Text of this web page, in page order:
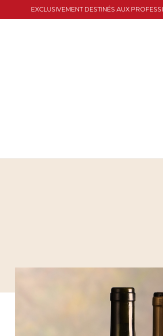
EXCLUSIVEMENT DESTINÉS AUX